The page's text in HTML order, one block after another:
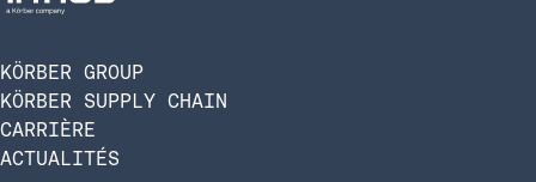
KÖRBER GROUP
KÖRBER SUPPLY CHAIN
CARRIÈRE
ACTUALITÉS